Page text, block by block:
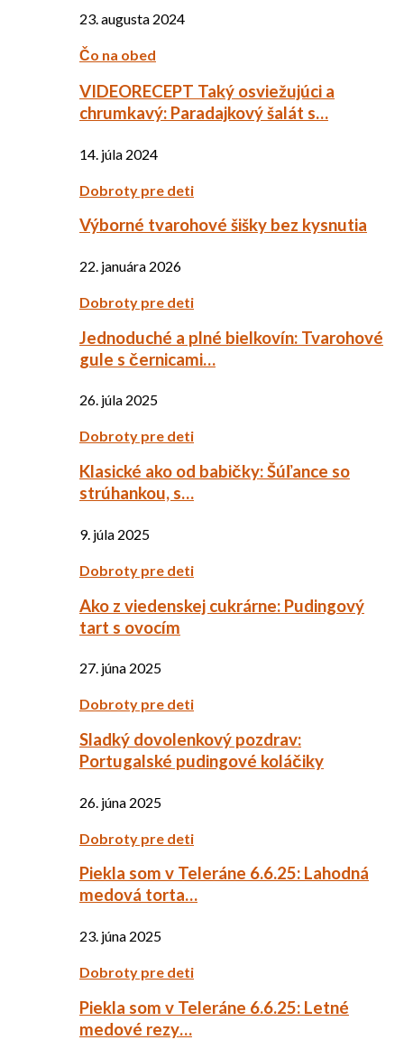
23. augusta 2024
Čo na obed
VIDEORECEPT Taký osviežujúci a
chrumkavý: Paradajkový šalát s…
14. júla 2024
Dobroty pre deti
Výborné tvarohové šišky bez kysnutia
22. januára 2026
Dobroty pre deti
Jednoduché a plné bielkovín: Tvarohové
gule s černicami…
26. júla 2025
Dobroty pre deti
Klasické ako od babičky: Šúľance so
strúhankou, s…
9. júla 2025
Dobroty pre deti
Ako z viedenskej cukrárne: Pudingový
tart s ovocím
27. júna 2025
Dobroty pre deti
Sladký dovolenkový pozdrav:
Portugalské pudingové koláčiky
26. júna 2025
Dobroty pre deti
Piekla som v Teleráne 6.6.25: Lahodná
medová torta…
23. júna 2025
Dobroty pre deti
Piekla som v Teleráne 6.6.25: Letné
medové rezy…